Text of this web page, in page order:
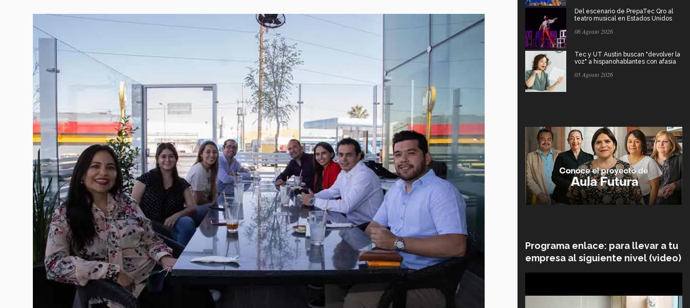
Del escenario de PrepaTec Qro al
teatro musical en Estados Unidos
06 Agosto 2026
Tec y UT Austin buscan "devolver la
voz" a hispanohablantes con afasia
05 Agosto 2026
Programa enlace: para llevar a tu
empresa al siguiente nivel (video)